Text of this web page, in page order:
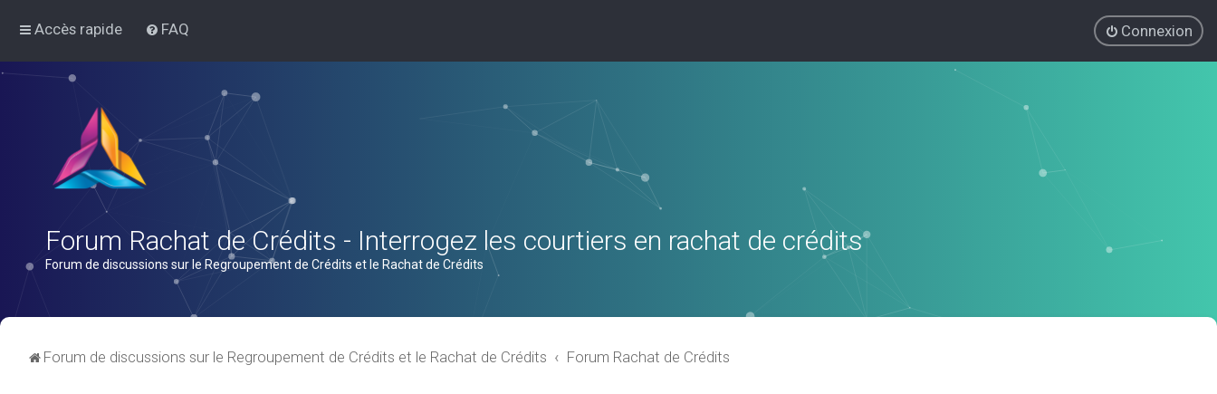
Accès rapide FAQ Connexion
Forum Rachat de Crédits - Interrogez les courtiers en rachat de crédits
Forum de discussions sur le Regroupement de Crédits et le Rachat de Crédits
Forum de discussions sur le Regroupement de Crédits et le Rachat de Crédits Forum Rachat de Crédits